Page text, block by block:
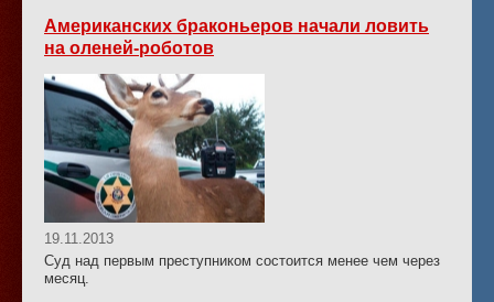
Американских браконьеров начали ловить
на оленей-роботов
19.11.2013
Суд над первым преступником состоится менее чем через
месяц.